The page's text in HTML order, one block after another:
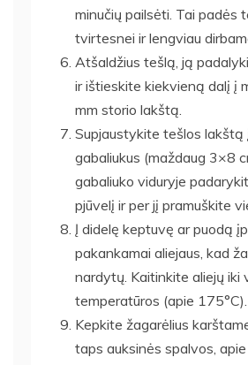
minučių pailsėti. Tai padės
tvirtesnei ir lengviau
Atšaldžius tešlą, ją
ir ištieskite kiekvieną dalį į
mm storio lakštą.
Supjaustykite tešlos lakštą
gabaliukus (maždaug 3×8
gabaliuko viduryje
pjūvelį ir per jį pramuškite
Į didelę keptuvę ar puodą
pakankamai aliejaus, kad
nardytų. Kaitinkite aliejų iki
temperatūros (apie 175°C).
Kepkite žagarėlius
taps auksinės spalvos,